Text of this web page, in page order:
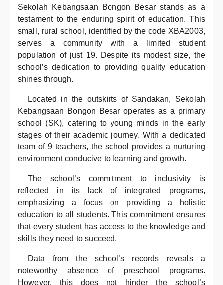
Sekolah Kebangsaan Bongon Besar stands as a
testament to the enduring spirit of education. This
small, rural school, identified by the code XBA2003,
serves a community with a limited student
population of just 19. Despite its modest size, the
school’s dedication to providing quality education
shines through.
Located in the outskirts of Sandakan, Sekolah
Kebangsaan Bongon Besar operates as a primary
school (SK), catering to young minds in the early
stages of their academic journey. With a dedicated
team of 9 teachers, the school provides a nurturing
environment conducive to learning and growth.
The school’s commitment to inclusivity is
reflected in its lack of integrated programs,
emphasizing a focus on providing a holistic
education to all students. This commitment ensures
that every student has access to the knowledge and
skills they need to succeed.
Data from the school’s records reveals a
noteworthy absence of preschool programs.
However, this does not hinder the school’s